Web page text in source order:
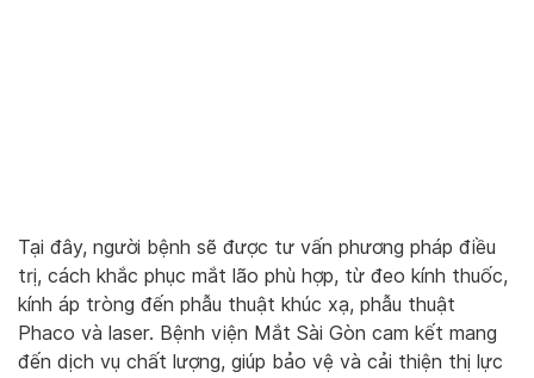
Tại đây, người bệnh sẽ được tư vấn phương pháp điều
trị, cách khắc phục mắt lão phù hợp, từ đeo kính thuốc,
kính áp tròng đến phẫu thuật khúc xạ, phẫu thuật
Phaco và laser. Bệnh viện Mắt Sài Gòn cam kết mang
đến dịch vụ chất lượng, giúp bảo vệ và cải thiện thị lực